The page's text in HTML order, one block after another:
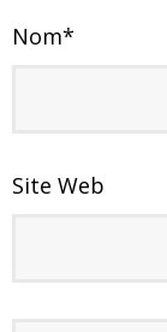
Nom*
Site Web